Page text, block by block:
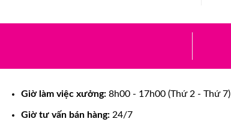
Giờ làm việc xưởng:8h00 - 17h00 (Thứ 2 - Thứ 7)
Giờ tư vấn bán hàng:24/7